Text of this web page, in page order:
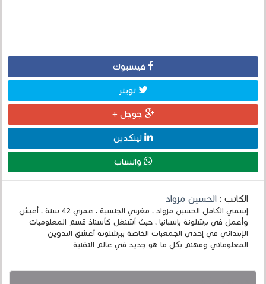
فيسبوك
تويتر
جوجل +
لينكدين
واتساب
الكاتب :الحسين مزواد
إسمي الكامل الحسين مزواد ، مغربي الجنسية ، عمري 42 سنة ، أعيش
وأعمل في برشلونة بإسبانيا ، حيث أشتغل كأستاذ قسم المعلوميات
الإبتدائي في إحدى الجمعيات الخاصة ببرشلونة أعشق التدوين
المعلوماتي ومهتم بكل ما هو جديد في عالم التقنية